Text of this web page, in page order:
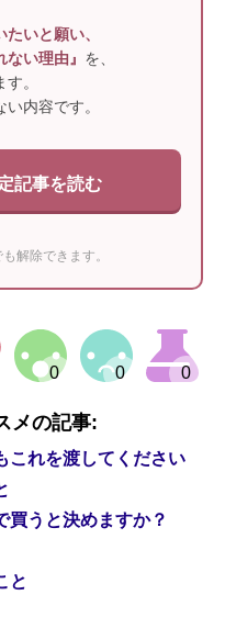
たいと願い、
い理由』 を、
。
内容です。
記事を読む
解除できます。
メの記事:
これを渡してください
買うと決めますか？
と